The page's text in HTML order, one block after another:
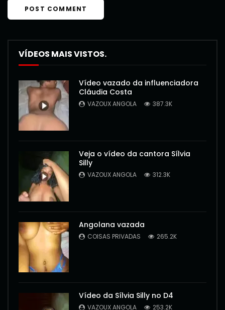
VÍDEOS MAIS VISTOS.
Vídeo vazado da influenciadora
Cláudia Costa
VAZOUX ANGOLA 387.3K
Veja o vídeo da cantora Sílvia
Silly
VAZOUX ANGOLA 312.3K
Angolana vazada
COISAS PRIVADAS 265.2K
Vídeo da Sílvia Silly no D4
VAZOUX ANGOLA 253.2K